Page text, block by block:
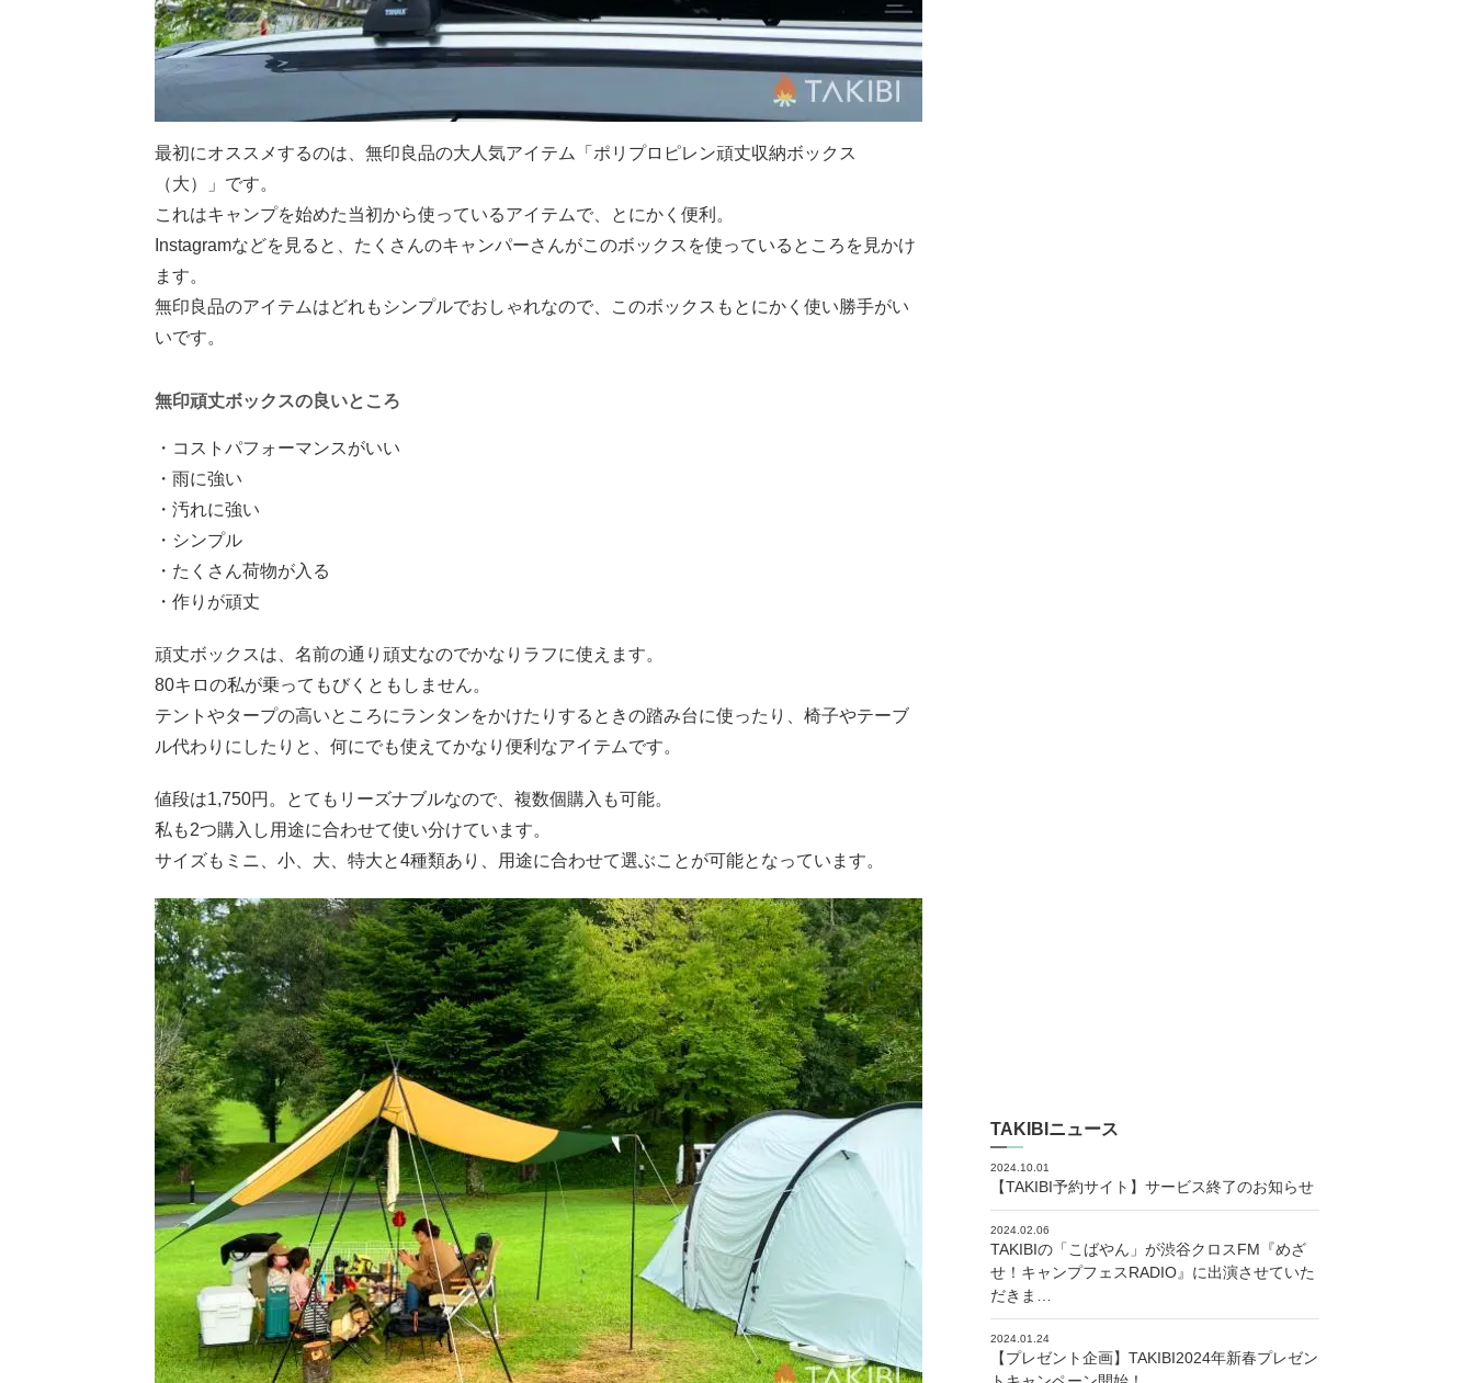
最初にオススメするのは、無印良品の大人気アイテム「ポリプロピレン頑丈収納ボックス
（大）」です。
これはキャンプを始めた当初から使っているアイテムで、とにかく便利。
Instagramなどを見ると、たくさんのキャンパーさんがこのボックスを使っているところを見かけ
ます。
無印良品のアイテムはどれもシンプルでおしゃれなので、このボックスもとにかく使い勝手がい
いです。
無印頑丈ボックスの良いところ
・コストパフォーマンスがいい
・雨に強い
・汚れに強い
・シンプル
・たくさん荷物が入る
・作りが頑丈
頑丈ボックスは、名前の通り頑丈なのでかなりラフに使えます。
80キロの私が乗ってもびくともしません。
テントやタープの高いところにランタンをかけたりするときの踏み台に使ったり、椅子やテーブ
ル代わりにしたりと、何にでも使えてかなり便利なアイテムです。
値段は1,750円。とてもリーズナブルなので、複数個購入も可能。
私も2つ購入し用途に合わせて使い分けています。
サイズもミニ、小、大、特大と4種類あり、用途に合わせて選ぶことが可能となっています。
TAKIBIニュース
2024.10.01
【TAKIBI予約サイト】サービス終了のお知らせ
2024.02.06
TAKIBIの「こばやん」が渋谷クロスFM『めざ
せ！キャンプフェスRADIO』に出演させていた
だきま…
2024.01.24
【プレゼント企画】TAKIBI2024年新春プレゼン